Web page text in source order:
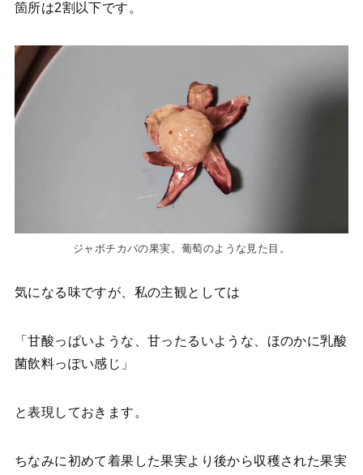
箇所は2割以下です。
ジャボチカバの果実。葡萄のような見た目。
気になる味ですが、私の主観としては
「甘酸っぱいような、甘ったるいような、ほのかに乳酸
菌飲料っぽい感じ」
と表現しておきます。
ちなみに初めて着果した果実より後から収穫された果実